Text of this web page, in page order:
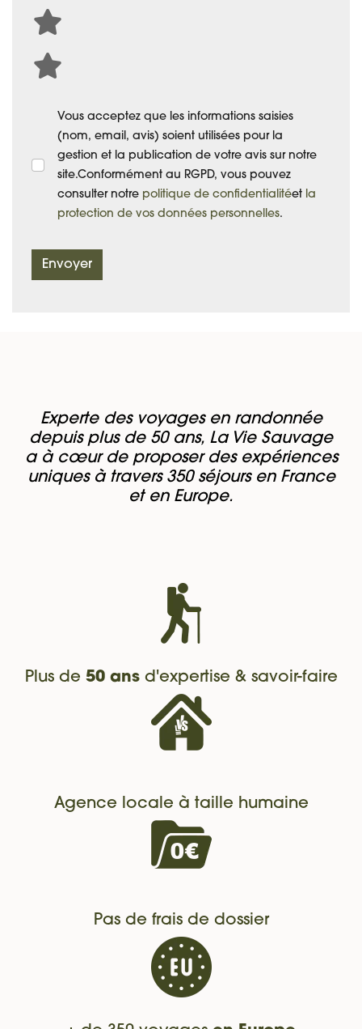
Vous acceptez que les informations saisies
(nom, email, avis) soient utilisées pour la
gestion et la publication de votre avis sur notre
site.Conformément au RGPD, vous pouvez
consulter notre politique de confidentialitéet la
protection de vos données personnelles.
Envoyer
Experte des voyages en randonnée
depuis plus de 50 ans, La Vie Sauvage
a à cœur de proposer des expériences
uniques à travers 350 séjours en France
et en Europe.
Plus de 50 ansd'expertise & savoir-faire
Agence locale à taille humaine
Pas de frais de dossier